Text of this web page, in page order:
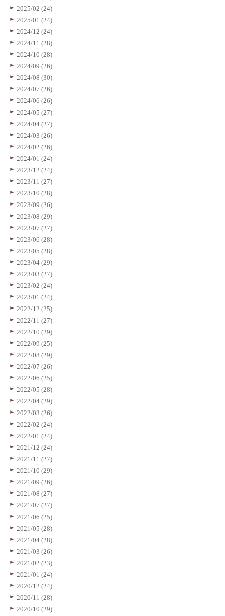
2025/02 (24)
2025/01 (24)
2024/12 (24)
2024/11 (28)
2024/10 (28)
2024/09 (26)
2024/08 (30)
2024/07 (26)
2024/06 (26)
2024/05 (27)
2024/04 (27)
2024/03 (26)
2024/02 (26)
2024/01 (24)
2023/12 (24)
2023/11 (27)
2023/10 (28)
2023/09 (26)
2023/08 (29)
2023/07 (27)
2023/06 (28)
2023/05 (28)
2023/04 (29)
2023/03 (27)
2023/02 (24)
2023/01 (24)
2022/12 (25)
2022/11 (27)
2022/10 (29)
2022/09 (25)
2022/08 (29)
2022/07 (26)
2022/06 (25)
2022/05 (28)
2022/04 (29)
2022/03 (26)
2022/02 (24)
2022/01 (24)
2021/12 (24)
2021/11 (27)
2021/10 (29)
2021/09 (26)
2021/08 (27)
2021/07 (27)
2021/06 (25)
2021/05 (28)
2021/04 (28)
2021/03 (26)
2021/02 (23)
2021/01 (24)
2020/12 (24)
2020/11 (28)
2020/10 (29)